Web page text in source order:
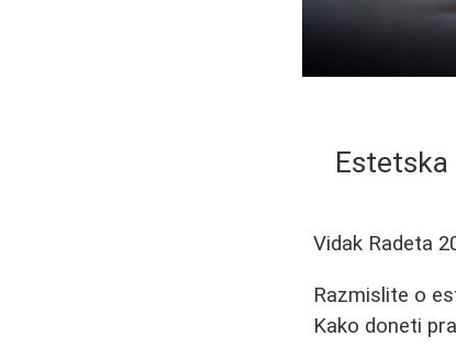
Estetska
Vidak Radeta
Razmislite o
Kako doneti